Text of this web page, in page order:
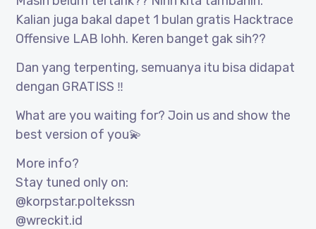
Kalian juga bakal dapet 1 bulan gratis Hacktrace
Offensive LAB lohh. Keren banget gak sih??
Dan yang terpenting, semuanya itu bisa didapat
dengan GRATISS ‼️
What are you waiting for? Join us and show the
best version of you💫
More info?
Stay tuned only on:
@korpstar.poltekssn
@wreckit.id